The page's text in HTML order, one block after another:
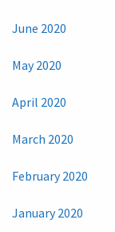
June 2020
May 2020
April 2020
March 2020
February 2020
January 2020